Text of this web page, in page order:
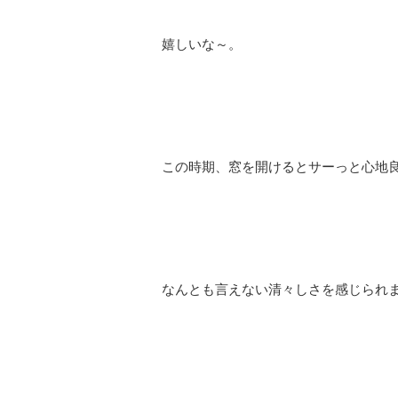
嬉しいな～。
この時期、窓を開けるとサーっと心地
なんとも言えない清々しさを感じられ